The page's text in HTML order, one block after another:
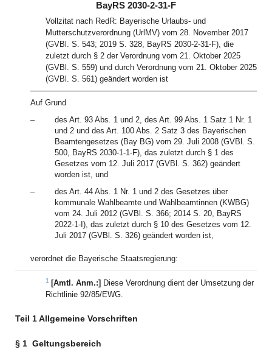
BayRS 2030-2-31-F
Vollzitat nach RedR: Bayerische Urlaubs- und
Mutterschutzverordnung (UrlMV) vom 28. November 2017
(GVBl. S. 543; 2019 S. 328, BayRS 2030-2-31-F), die
zuletzt durch § 2 der Verordnung vom 21. Oktober 2025
(GVBl. S. 559) und durch Verordnung vom 21. Oktober 2025
(GVBl. S. 561) geändert worden ist
Auf Grund
–
des Art. 93 Abs. 1 und 2, des Art. 99 Abs. 1 Satz 1 Nr. 1
und 2 und des Art. 100 Abs. 2 Satz 3 des Bayerischen
Beamtengesetzes (Bay BG) vom 29. Juli 2008 (GVBl. S.
500, BayRS 2030-1-1-F), das zuletzt durch § 1 des
Gesetzes vom 12. Juli 2017 (GVBl. S. 362) geändert
worden ist, und
–
des Art. 44 Abs. 1 Nr. 1 und 2 des Gesetzes über
kommunale Wahlbeamte und Wahlbeamtinnen (KWBG)
vom 24. Juli 2012 (GVBl. S. 366; 2014 S. 20, BayRS
2022-1-I), das zuletzt durch § 10 des Gesetzes vom 12.
Juli 2017 (GVBl. S. 326) geändert worden ist,
verordnet die Bayerische Staatsregierung:
1 [Amtl. Anm.:] Diese Verordnung dient der Umsetzung der
Richtlinie 92/85/EWG.
Teil 1 Allgemeine Vorschriften
§ 1 Geltungsbereich